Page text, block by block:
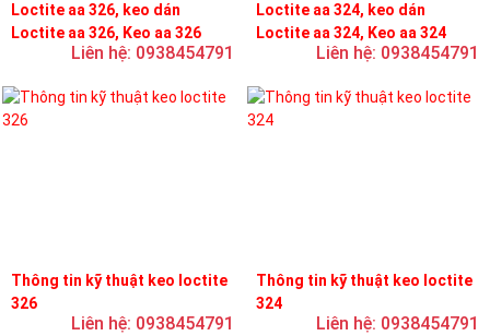
Loctite aa 326, keo dán
Loctite aa 326, Keo aa 326
Liên hệ: 0938454791
Loctite aa 324, keo dán
Loctite aa 324, Keo aa 324
Liên hệ: 0938454791
Thông tin kỹ thuật keo loctite
326
Liên hệ: 0938454791
Thông tin kỹ thuật keo loctite
324
Liên hệ: 0938454791